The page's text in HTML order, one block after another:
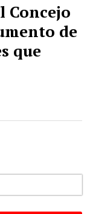
Concejo
de
que